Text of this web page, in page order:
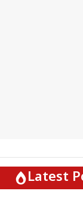
Latest